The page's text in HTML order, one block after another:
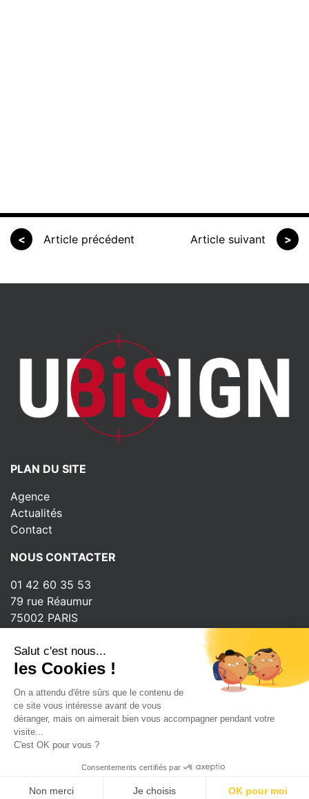
< Article précédent Article suivant >
PLAN DU SITE
Agence
Actualités
Contact
NOUS CONTACTER
01 42 60 35 53
79 rue Réaumur
75002 PARIS
INSCRIPTION À LA NEWSLETTER
Salut c'est nous...
les Cookies !
On a attendu d'être sûrs que le contenu de
ce site vous intéresse avant de vous
déranger, mais on aimerait bien vous accompagner pendant votre
visite...
C'est OK pour vous ?
Consentements certifiés par
Non merci Je choisis OK pour moi